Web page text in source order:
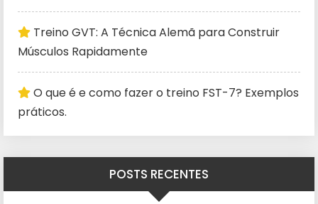
Treino GVT: A Técnica Alemã para Construir
Músculos Rapidamente
O que é e como fazer o treino FST-7? Exemplos
práticos.
POSTS RECENTES